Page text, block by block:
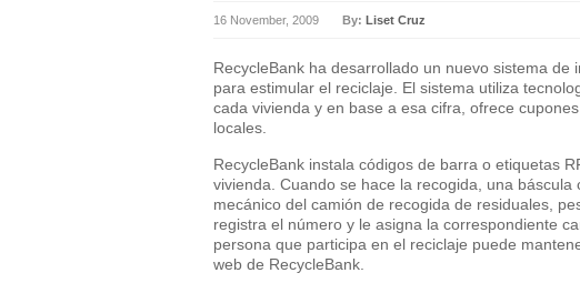
16 November, 2009 By: Liset Cruz
RecycleBank ha desarrollado un nuevo sistema
para estimular el reciclaje. El sistema utiliza
cada vivienda y en base a esa cifra, ofrece
locales.
RecycleBank instala códigos de barra o etiquetas
vivienda. Cuando se hace la recogida, una
mecánico del camión de recogida de residuales,
registra el número y le asigna la correspondiente
persona que participa en el reciclaje puede
web de RecycleBank.